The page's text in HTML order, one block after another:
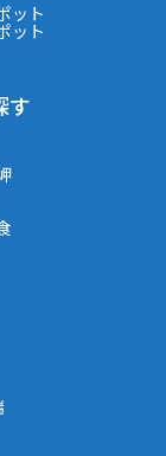
ット
ット
す